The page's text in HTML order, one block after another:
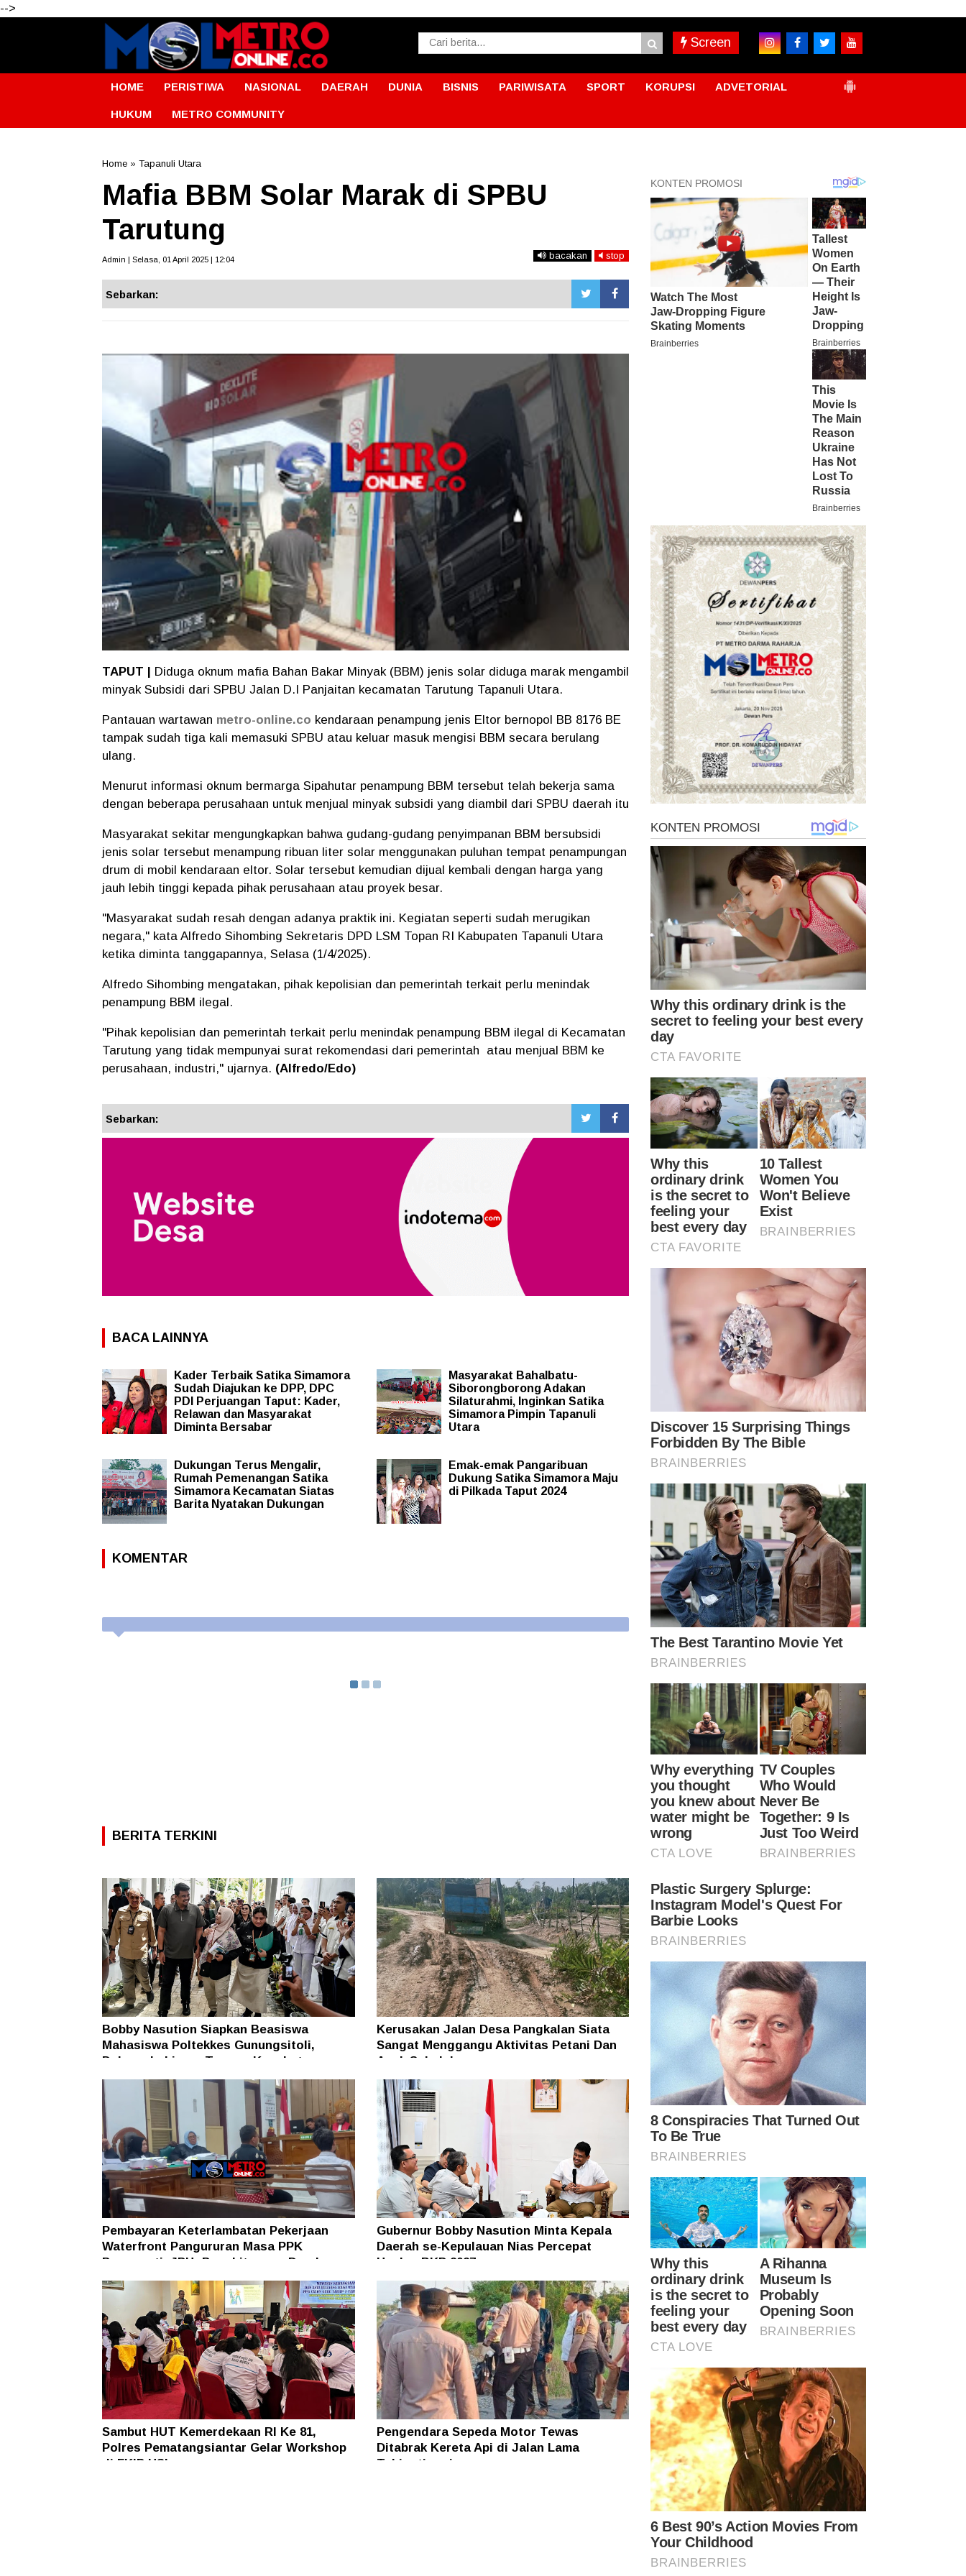
-->
Screen
HOME PERISTIWA NASIONAL DAERAH DUNIA BISNIS PARIWISATA SPORT KORUPSI ADVETORIAL
HUKUM METRO COMMUNITY
Home » Tapanuli Utara
Mafia BBM Solar Marak di SPBU
Tarutung
Admin | Selasa, 01 April 2025 | 12:04 bacakan stop
Sebarkan:
TAPUT | Diduga oknum mafia Bahan Bakar Minyak (BBM) jenis solar diduga marak mengambil
minyak Subsidi dari SPBU Jalan D.I Panjaitan kecamatan Tarutung Tapanuli Utara.
Pantauan wartawan metro-online.co kendaraan penampung jenis Eltor bernopol BB 8176 BE
tampak sudah tiga kali memasuki SPBU atau keluar masuk mengisi BBM secara berulang
ulang.
Menurut informasi oknum bermarga Sipahutar penampung BBM tersebut telah bekerja sama
dengan beberapa perusahaan untuk menjual minyak subsidi yang diambil dari SPBU daerah itu
Masyarakat sekitar mengungkapkan bahwa gudang-gudang penyimpanan BBM bersubsidi
jenis solar tersebut menampung ribuan liter solar menggunakan puluhan tempat penampungan
drum di mobil kendaraan eltor. Solar tersebut kemudian dijual kembali dengan harga yang
jauh lebih tinggi kepada pihak perusahaan atau proyek besar.
"Masyarakat sudah resah dengan adanya praktik ini. Kegiatan seperti sudah merugikan
negara," kata Alfredo Sihombing Sekretaris DPD LSM Topan RI Kabupaten Tapanuli Utara
ketika diminta tanggapannya, Selasa (1/4/2025).
Alfredo Sihombing mengatakan, pihak kepolisian dan pemerintah terkait perlu menindak
penampung BBM ilegal.
"Pihak kepolisian dan pemerintah terkait perlu menindak penampung BBM ilegal di Kecamatan
Tarutung yang tidak mempunyai surat rekomendasi dari pemerintah atau menjual BBM ke
perusahaan, industri," ujarnya. (Alfredo/Edo)
Sebarkan:
BACA LAINNYA
Kader Terbaik Satika Simamora
Sudah Diajukan ke DPP, DPC
PDI Perjuangan Taput: Kader,
Relawan dan Masyarakat
Diminta Bersabar
Masyarakat Bahalbatu-
Siborongborong Adakan
Silaturahmi, Inginkan Satika
Simamora Pimpin Tapanuli
Utara
Dukungan Terus Mengalir,
Rumah Pemenangan Satika
Simamora Kecamatan Siatas
Barita Nyatakan Dukungan
Emak-emak Pangaribuan
Dukung Satika Simamora Maju
di Pilkada Taput 2024
KOMENTAR
BERITA TERKINI
Bobby Nasution Siapkan Beasiswa
Mahasiswa Poltekkes Gunungsitoli,
Dukung Lahirnya Tenaga Kesehatan
Kepulauan Nias
Kerusakan Jalan Desa Pangkalan Siata
Sangat Menggangu Aktivitas Petani Dan
Anak Sekolah
Pembayaran Keterlambatan Pekerjaan
Waterfront Pangururan Masa PPK
Pengganti, JPU: Penghitungan Denda
Berdasarkan MC
Gubernur Bobby Nasution Minta Kepala
Daerah se-Kepulauan Nias Percepat
Usulan BKP 2027
Sambut HUT Kemerdekaan RI Ke 81,
Polres Pematangsiantar Gelar Workshop
di FKIP USI
Pengendara Sepeda Motor Tewas
Ditabrak Kereta Api di Jalan Lama
Tebingtinggi